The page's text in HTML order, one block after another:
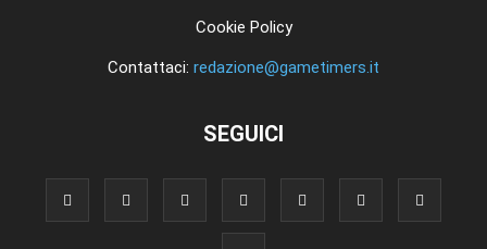
Cookie Policy
Contattaci: redazione@gametimers.it
SEGUICI